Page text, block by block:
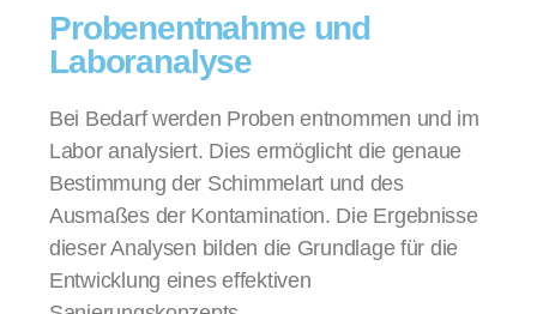
Probenentnahme und
Laboranalyse
Bei Bedarf werden Proben entnommen und im
Labor analysiert. Dies ermöglicht die genaue
Bestimmung der Schimmelart und des
Ausmaßes der Kontamination. Die Ergebnisse
dieser Analysen bilden die Grundlage für die
Entwicklung eines effektiven